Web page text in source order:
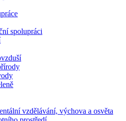
spolupráci
vzdělávání, výchova a osvěta